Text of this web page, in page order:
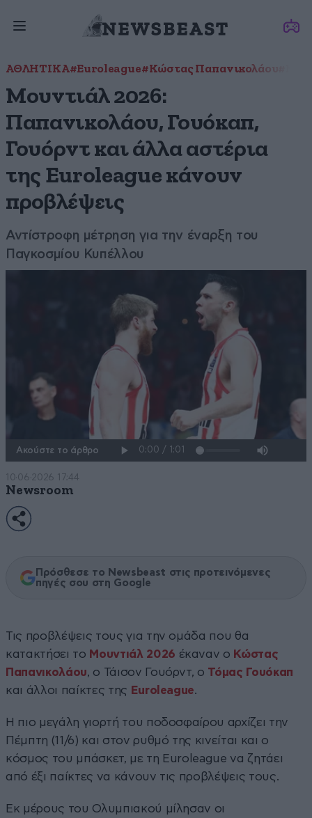
ΑΘΛΗΤΙΚΑ#Euroleague#Κώστας Παπανικολάου
Μουντιάλ 2026:
Παπανικολάου, Γουόκαπ,
Γουόρντ και άλλα αστέρια
της Euroleague κάνουν
προβλέψεις
Αντίστροφη μέτρηση για την έναρξη του
Παγκοσμίου Κυπέλλου
Ακούστε το άρθρο
10·06·2026 17:44
Newsroom
Πρόσθεσε το Newsbeast στις προτεινόμενες
πηγές σου στη Google
Τις προβλέψεις τους για την ομάδα που θα
κατακτήσει το Μουντιάλ 2026 έκαναν ο Κώστας
Παπανικολάου, ο Τάισον Γουόρντ, ο Τόμας Γουόκαπ
και άλλοι παίκτες της Euroleague.
Η πιο μεγάλη γιορτή του ποδοσφαίρου αρχίζει την
Πέμπτη (11/6) και στον ρυθμό της κινείται και ο
κόσμος του μπάσκετ, με τη Euroleague να ζητάει
από έξι παίκτες να κάνουν τις προβλέψεις τους.
Εκ μέρους του Ολυμπιακού μίλησαν οι